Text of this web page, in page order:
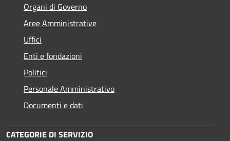
Organi di Governo
Aree Amministrative
Uffici
Enti e fondazioni
Politici
Personale Amministrativo
Documenti e dati
CATEGORIE DI SERVIZIO